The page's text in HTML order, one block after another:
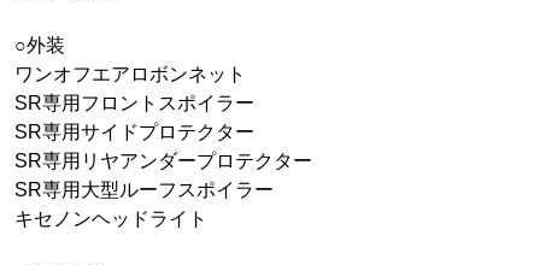
○外装
ワンオフエアロボンネット
SR専用フロントスポイラー
SR専用サイドプロテクター
SR専用リヤアンダープロテクター
SR専用大型ルーフスポイラー
キセノンヘッドライト